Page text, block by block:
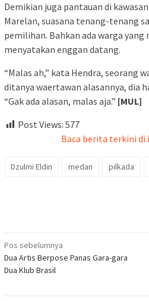
Demikian juga pantauan di
Marelan, suasana tenang-tenang
pemilihan. Bahkan ada warga
menyatakan enggan datang.
“Malas ah,” kata Hendra, seorang
ditanya waertawan alasannya, dia
“Gak ada alasan, malas aja.” [MUL]
Post Views: 577
Baca berita terkini di
Dzulmi Eldin medan pilkada
Navigasi
pos
Pos sebelumnya
Dua Artis Berpose Panas Gara-gara
Dua Klub Brasil